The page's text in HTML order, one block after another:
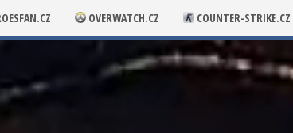
OVERWATCH.CZ COUNTER-STRIKE.CZ